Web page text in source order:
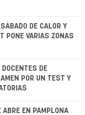
DE CALOR Y
PONE VARIAS ZONAS
DE
POR UN TEST Y
ABRE EN PAMPLONA